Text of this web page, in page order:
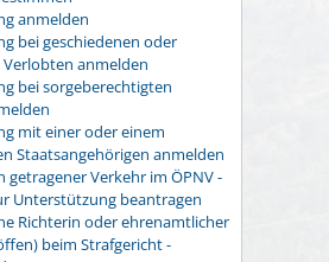
anmelden
bei geschiedenen oder
anmelden
bei sorgeberechtigten
mit einer oder einem
Staatsangehörigen anmelden
getragener Verkehr im ÖPNV -
Unterstützung beantragen
Richterin oder ehrenamtlicher
beim Strafgericht -